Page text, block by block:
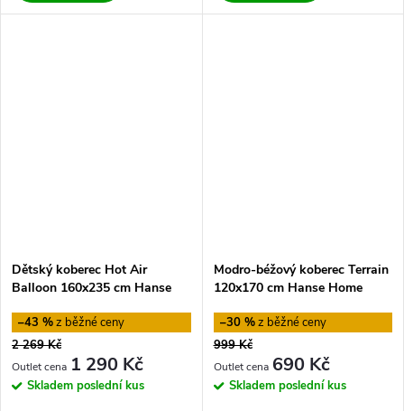
Dětský koberec Hot Air
Balloon 160x235 cm Hanse
–43 %
2 269 Kč
1 290 Kč
Skladem poslední kus
Modro-béžový koberec Terrain
120x170 cm Hanse Home
–30 %
999 Kč
690 Kč
Skladem poslední kus